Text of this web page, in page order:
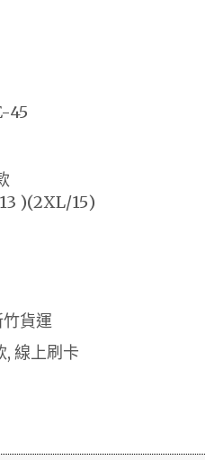
45
)(2XL/15)
貨運
, 線上刷卡